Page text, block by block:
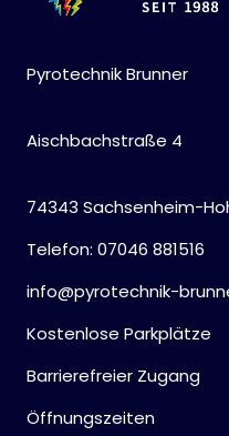
Pyrotechnik Brunner
Aischbachstraße 4
74343 Sachsenheim-
Telefon: 07046 881516
info@pyrotechnik-
Kostenlose Parkplätze
Barrierefreier Zugang
Öffnungszeiten